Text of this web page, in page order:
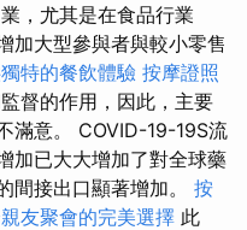
，尤其是在食品行業
加大型參與者與較小零售
特的餐飲體驗 按摩證照
督的作用，因此，主要
滿意。 COVID-19-19S流
加已大大增加了對全球藥
間接出口顯著增加。 按
友聚會的完美選擇 此